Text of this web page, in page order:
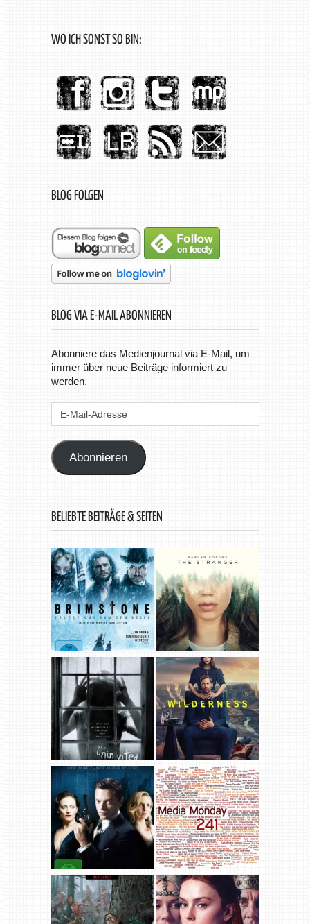
WO ICH SONST SO BIN:
BLOG FOLGEN
BLOG VIA E-MAIL ABONNIEREN
Abonniere das Medienjournal via E-Mail, um
immer über neue Beiträge informiert zu
werden.
Mail-
Abonnieren
BELIEBTE BEITRÄGE & SEITEN